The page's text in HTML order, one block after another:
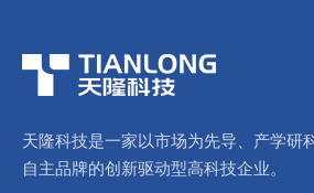
天隆科技是一家以市场为先导、产学研
自主品牌的创新驱动型高科技企业。